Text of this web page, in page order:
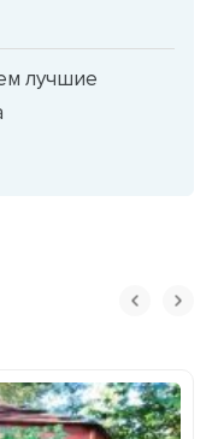
лучшие